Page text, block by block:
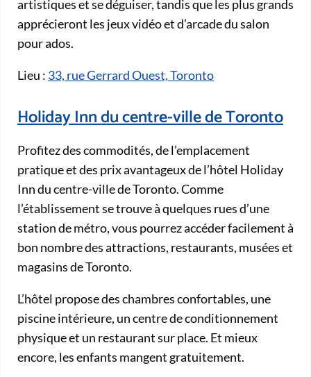
artistiques et se déguiser, tandis que les plus grands
apprécieront les jeux vidéo et d’arcade du salon
pour ados.
Lieu : 33, rue Gerrard Ouest, Toronto
Holiday Inn du centre-ville de Toronto
Profitez des commodités, de l’emplacement
pratique et des prix avantageux de l’hôtel Holiday
Inn du centre-ville de Toronto. Comme
l’établissement se trouve à quelques rues d’une
station de métro, vous pourrez accéder facilement à
bon nombre des attractions, restaurants, musées et
magasins de Toronto.
L’hôtel propose des chambres confortables, une
piscine intérieure, un centre de conditionnement
physique et un restaurant sur place. Et mieux
encore, les enfants mangent gratuitement.